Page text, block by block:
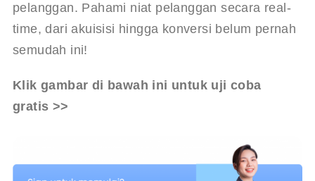
pelanggan. Pahami niat pelanggan secara real-
time, dari akuisisi hingga konversi belum pernah
semudah ini!
Klik gambar di bawah ini untuk uji coba
gratis >>